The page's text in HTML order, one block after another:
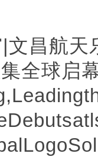
文昌航
全球启